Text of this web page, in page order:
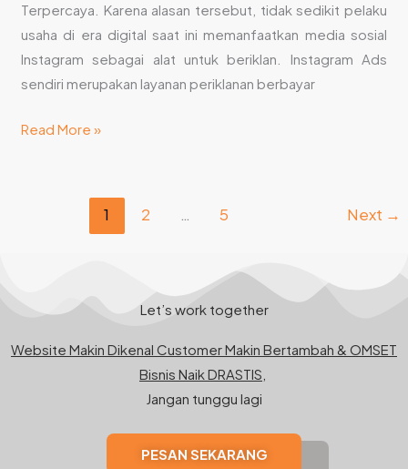
Terpercaya. Karena alasan tersebut, tidak sedikit pelaku
usaha di era digital saat ini memanfaatkan media sosial
Instagram sebagai alat untuk beriklan. Instagram Ads
sendiri merupakan layanan periklanan berbayar
Read More »
1 2 … 5 Next →
Let’s work together
Website Makin Dikenal Customer Makin Bertambah & OMSET
Bisnis Naik DRASTIS,
Jangan tunggu lagi
PESAN SEKARANG